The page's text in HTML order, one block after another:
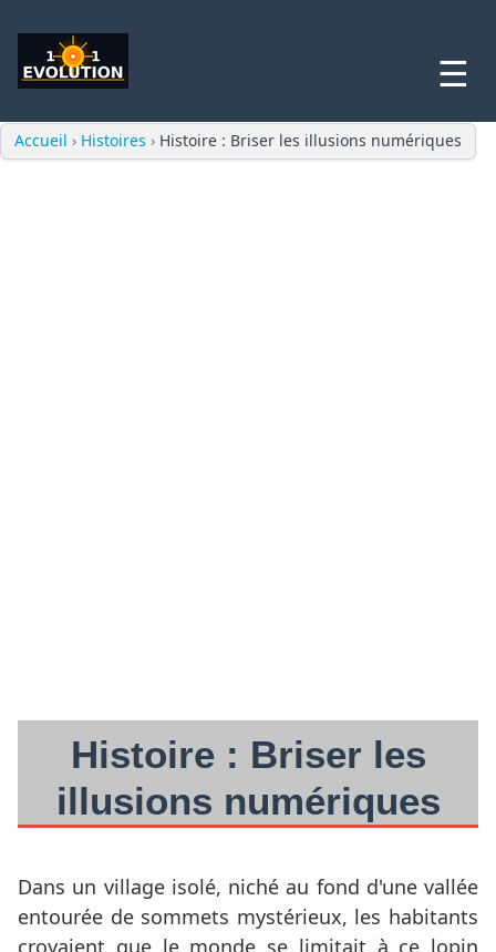
☰
Accueil › Histoires › Histoire : Briser les illusions numériques
Histoire : Briser les
illusions numériques
Dans un village isolé, niché au fond d'une vallée
entourée de sommets mystérieux, les habitants
croyaient que le monde se limitait à ce lopin